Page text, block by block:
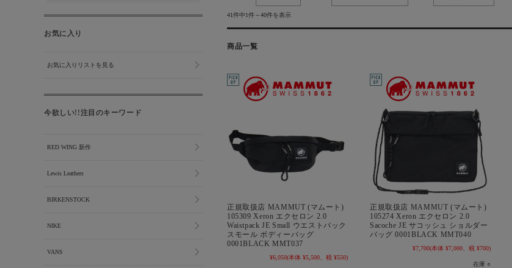
41件中1件～40件を表示
商品一覧
正規取扱店 MAMMUT (マムート)
105309 Xeron エクセロン 2.0
Waistpack JE Small ウエストパック
スモール ボディーバッグ
0001BLACK MMT037
¥6,050(本体 ¥5,500、税 ¥550)
正規取扱店 MAMMUT (マムート)
105274 Xeron エクセロン 2.0
Sacoche JE サコッシュ ショルダー
バッグ 0001BLACK MMT040
¥7,700(本体 ¥7,000、税 ¥700)
在庫 ○
お気に入り
お気に入りリストを見る
今欲しい!!注目のキーワード
RED WING 新作
Lewis Leathers
BIRKENSTOCK
NIKE
VANS